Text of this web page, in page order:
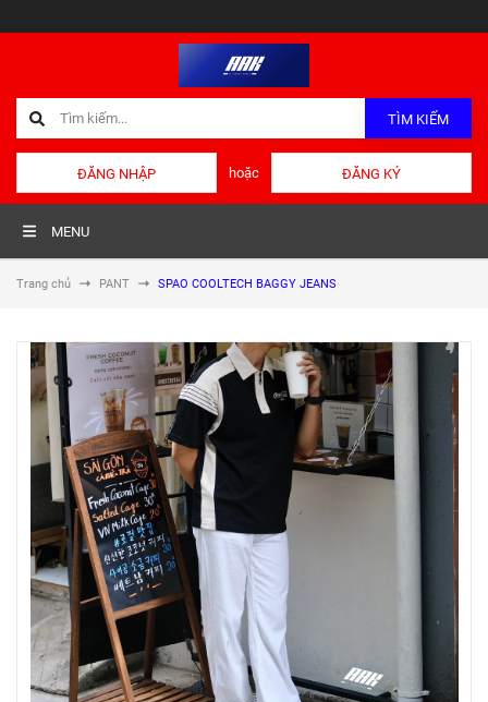
TÌM KIẾM
ĐĂNG NHẬP hoặc ĐĂNG KÝ
MENU
Trang chủ PANT SPAO COOLTECH BAGGY JEANS